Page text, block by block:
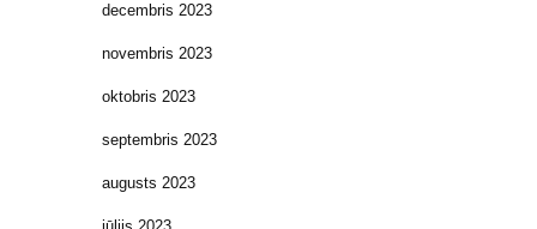
decembris 2023
novembris 2023
oktobris 2023
septembris 2023
augusts 2023